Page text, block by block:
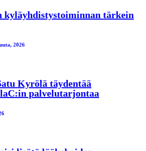
kyläyhdistystoiminnan tärkein
2026
Kyrölä täydentää
palvelutarjontaa